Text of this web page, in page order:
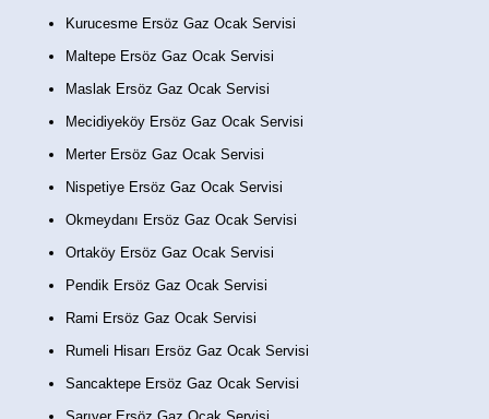
Kurucesme Ersöz Gaz Ocak Servisi
Maltepe Ersöz Gaz Ocak Servisi
Maslak Ersöz Gaz Ocak Servisi
Mecidiyeköy Ersöz Gaz Ocak Servisi
Merter Ersöz Gaz Ocak Servisi
Nispetiye Ersöz Gaz Ocak Servisi
Okmeydanı Ersöz Gaz Ocak Servisi
Ortaköy Ersöz Gaz Ocak Servisi
Pendik Ersöz Gaz Ocak Servisi
Rami Ersöz Gaz Ocak Servisi
Rumeli Hisarı Ersöz Gaz Ocak Servisi
Sancaktepe Ersöz Gaz Ocak Servisi